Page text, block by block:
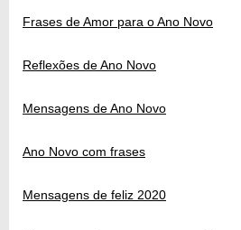
Frases de Amor para o Ano Novo
Reflexões de Ano Novo
Mensagens de Ano Novo
Ano Novo com frases
Mensagens de feliz 2020